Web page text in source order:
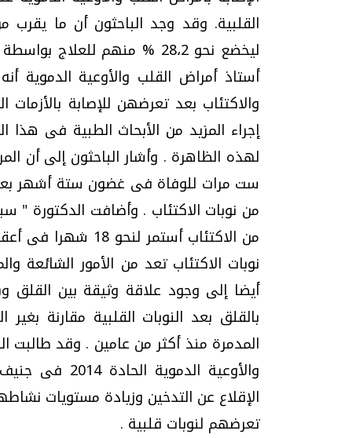
ليخضع نحو 28،2 % منهم
أستاذ أمراض القلب والأوعية الدموية
والاكتئاب بعد تعرضهن للإصابة
إجراء المزيد من الأبحاث الطبية فى
لهذه الظاهرة . وأشار الباحثون إلى أن
ست مرات للوفاة فى غضون ستة أشهر بعد
من نوبات الاكتئاب . وأضافت الدكتورة "
من الاكتئاب
نوبات الاكتئاب تعد من الأمور الشائعة
أيضا إلى وجود علاقة وثيقة بين القلق
بالقلق بعد النوبات القلبية مقارنة
المدمرة منذ أكثر من عامين . وقد طالبت
والأوعية
الإقلاع عن التدخين وزيادة مستويات
تعرضهم لنوبات قلبية .
فيديو.. الإعلام
وتحديات هائلة
الخميس، 30 يوليو 2026 01:09 م
موجات الطقس الساخنة.. لماذا تحدث وكيف